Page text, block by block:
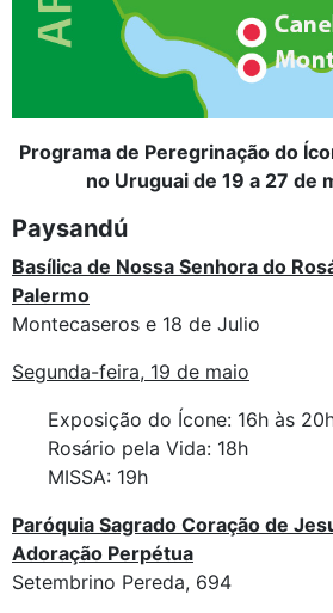
Programa de Peregrinação do
no Uruguai de 19 a 27 de
Paysandú
Basílica de Nossa Senhora do
Palermo
Montecaseros e 18 de Julio
Segunda-feira, 19 de maio
Exposição do Ícone: 16h às
Rosário pela Vida: 18h
MISSA: 19h
Paróquia Sagrado Coração de
Adoração Perpétua
Setembrino Pereda, 694